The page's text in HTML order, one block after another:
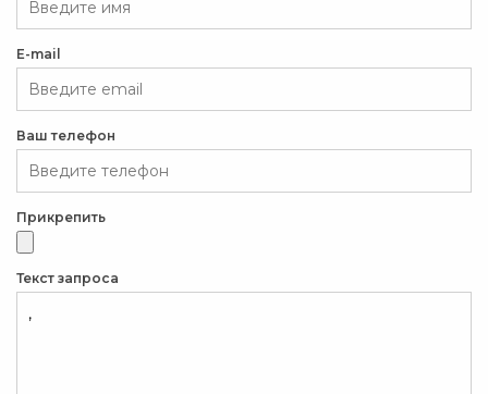
E-mail
Ваш телефон
Прикрепить
Текст запроса